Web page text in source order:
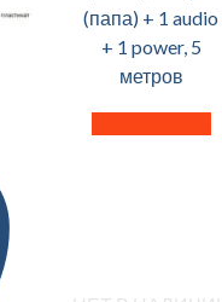
(папа) + 1 audio
+ 1 power, 5
метров